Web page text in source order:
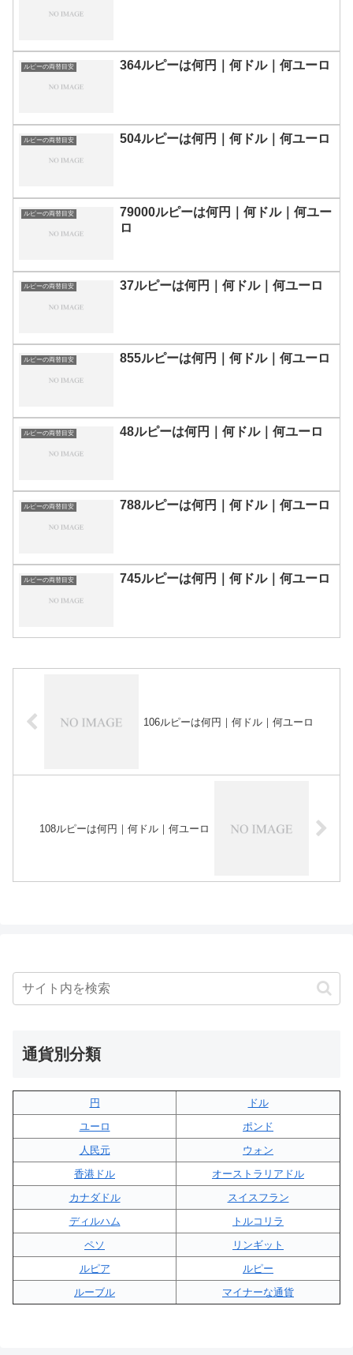
ルピーの両替目安 364ルピーは何円｜何ドル｜何ユーロ
ルピーの両替目安 504ルピーは何円｜何ドル｜何ユーロ
ルピーの両替目安
79000ルピーは何円｜何ドル｜何ユー
ロ
ルピーの両替目安 37ルピーは何円｜何ドル｜何ユーロ
ルピーの両替目安 855ルピーは何円｜何ドル｜何ユーロ
ルピーの両替目安 48ルピーは何円｜何ドル｜何ユーロ
ルピーの両替目安 788ルピーは何円｜何ドル｜何ユーロ
ルピーの両替目安 745ルピーは何円｜何ドル｜何ユーロ
106ルピーは何円｜何ドル｜何ユーロ
108ルピーは何円｜何ドル｜何ユーロ
通貨別分類
円
ドル
ユーロ
ポンド
人民元
ウォン
香港ドル
オーストラリアドル
カナダドル
スイスフラン
ディルハム
トルコリラ
ペソ
リンギット
ルピア
ルピー
ルーブル
マイナーな通貨